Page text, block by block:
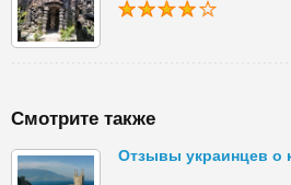
Смотрите также
Отзывы украинцев о